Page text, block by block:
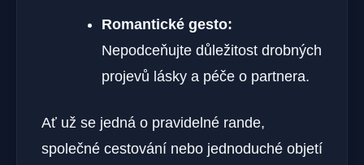
Romantické gesto:
Nepodceňujte důležitost drobných
projevů lásky a péče o partnera.
Ať už se jedná o pravidelné rande,
společné cestování nebo jednoduché objetí